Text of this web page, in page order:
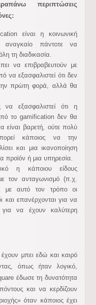
περιπτώσεις
είναι η κοινωνική
αναγκαίο πάντοτε να
τη διαδικασία.
να επιβραβευτούν με
να εξασφαλιστεί ότι δεν
πρώτη φορά, αλλά θα
να εξασφαλιστεί ότι η
το gamification δεν θα
είναι βαρετή, ούτε πολύ
κάποιος να την
και μια ικανοποίηση
προϊόν ή μια υπηρεσία.
η κάποιου είδους
τον ανταγωνισμό (π.χ.
με αυτό τον τρόπο οι
και επανέρχονται για να
να έχουν καλύτερη
μπει εδώ και καιρό
όπως ήταν λογικό,
έδωσε τη δυνατότητα
και να κερδίζουν
όταν κάποιος έχει